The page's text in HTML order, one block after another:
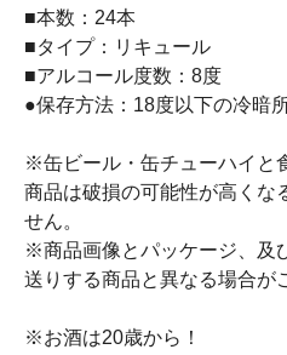
■本数：24本
■タイプ：リキュール
■アルコール度数：8度
●保存方法：18度以下の冷暗
※缶ビール・缶チューハイと
商品は破損の可能性が高くな
せん。
※商品画像とパッケージ、及
送りする商品と異なる場合が
※お酒は20歳から！